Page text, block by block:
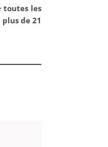
toutes les
de 21